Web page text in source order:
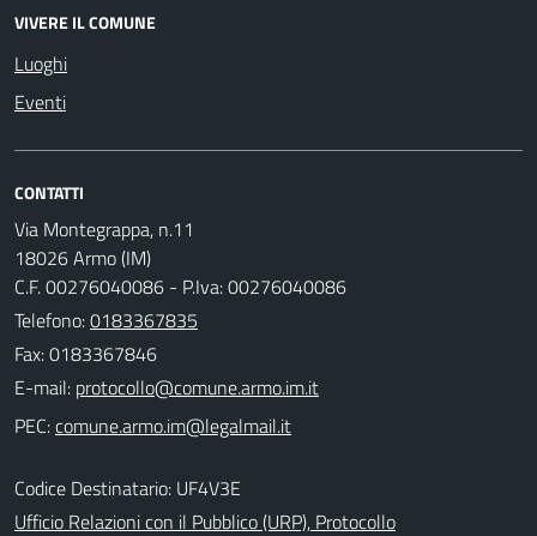
VIVERE IL COMUNE
Luoghi
Eventi
CONTATTI
Via Montegrappa, n.11
18026 Armo (IM)
C.F. 00276040086 - P.Iva: 00276040086
Telefono:0183367835
Fax: 0183367846
E-mail:
PEC:
Codice Destinatario: UF4V3E
Ufficio Relazioni con il Pubblico (URP), Protocollo